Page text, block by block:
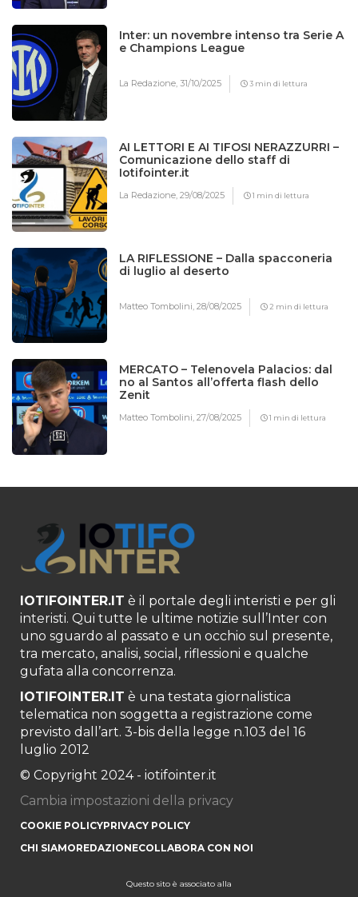
Inter: un novembre intenso tra Serie A
e Champions League
La Redazione,31/10/2025 3 min di lettura
AI LETTORI E AI TIFOSI NERAZZURRI –
Comunicazione dello staff di
Iotifointer.it
La Redazione,29/08/2025 1 min di lettura
LA RIFLESSIONE – Dalla spacconeria
di luglio al deserto
Matteo Tombolini,28/08/2025 2 min di lettura
MERCATO – Telenovela Palacios: dal
no al Santos all’offerta flash dello
Zenit
Matteo Tombolini,27/08/2025 1 min di lettura
IOTIFOINTER.IT è il portale degli interisti e per gli
interisti. Qui tutte le ultime notizie sull’Inter con
uno sguardo al passato e un occhio sul presente,
tra mercato, analisi, social, riflessioni e qualche
gufata alla concorrenza.
IOTIFOINTER.IT è una testata giornalistica
telematica non soggetta a registrazione come
previsto dall’art. 3-bis della legge n.103 del 16
luglio 2012
© Copyright 2024 - iotifointer.it
Cambia impostazioni della privacy
COOKIE POLICYPRIVACY POLICY
CHI SIAMOREDAZIONECOLLABORA CON NOI
Questo sito è associato alla